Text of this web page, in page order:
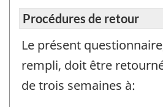
Procédures de retour
Le présent
rempli, doit être
de trois semaines à: